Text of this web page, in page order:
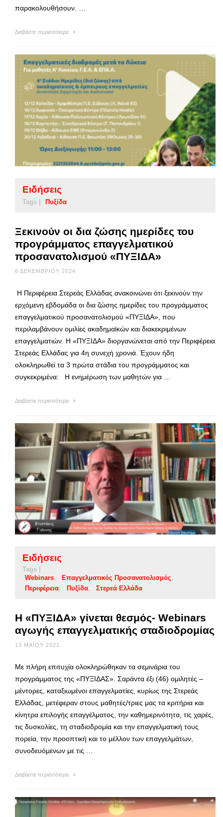
παρακολουθήσουν. …
Διαβάστε περισσότερα
Ειδήσεις
Tags | Πυξίδα
Ξεκινούν οι δια ζώσης ημερίδες του
προγράμματος επαγγελματικού
προσανατολισμού «ΠΥΞΙΔΑ»
6 ΔΕΚΕΜΒΡΊΟΥ 2024
Η Περιφέρεια Στερεάς Ελλάδας ανακοινώνει ότι ξεκινούν την
ερχόμενη εβδομάδα οι δια ζώσης ημερίδες του προγράμματος
επαγγελματικού προσανατολισμού «ΠΥΞΙΔΑ», που
περιλαμβάνουν ομιλίες ακαδημαϊκών και διακεκριμένων
επαγγελματιών. Η «ΠΥΞΙΔΑ» διοργανώνεται από την Περιφέρεια
Στερεάς Ελλάδας για 4η συνεχή χρονιά. Έχουν ήδη
ολοκληρωθεί τα 3 πρώτα στάδια του προγράμματος και
συγκεκριμένα: Η ενημέρωση των μαθητών για …
Διαβάστε περισσότερα
Ειδήσεις
Tags |
Webinars
Επαγγελματικός Προσανατολισμός
Περιφέρεια
Πυξίδα Στερεά Ελλάδα
Η «ΠΥΞΙΔΑ» γίνεται θεσμός- Webinars
αγωγής επαγγελματικής σταδιοδρομίας
13 ΜΑΪ́ΟΥ 2021
Με πλήρη επιτυχία ολοκληρώθηκαν τα σεμινάρια του
προγράμματος της «ΠΥΞΙΔΑΣ». Σαράντα έξι (46) ομιλητές –
μέντορες, καταξιωμένοι επαγγελματίες, κυρίως της Στερεάς
Ελλάδας, μετέφεραν στους μαθητές/τριες μας τα κριτήρια και
κίνητρα επιλογής επαγγέλματος, την καθημερινότητα, τις χαρές,
τις δυσκολίες, τη σταδιοδρομία και την επαγγελματική τους
πορεία, την προοπτική και το μέλλον των επαγγελμάτων,
συνοδευόμενων με τις …
Διαβάστε περισσότερα